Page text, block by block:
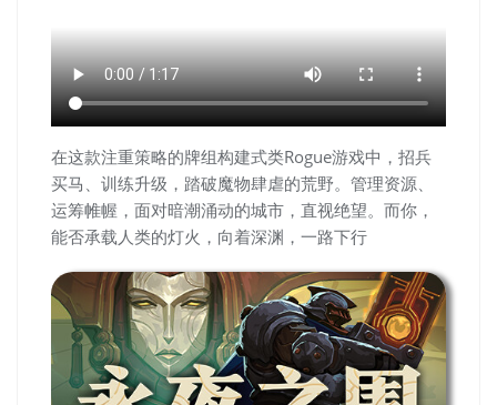
在这款注重策略的牌组构建式类Rogue游戏中，招兵
买马、训练升级，踏破魔物肆虐的荒野。管理资源、
运筹帷幄，面对暗潮涌动的城市，直视绝望。而你，
能否承载人类的灯火，向着深渊，一路下行